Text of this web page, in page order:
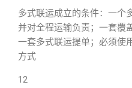
多式联运成立的条件：一个
并对全程运输负责；一套覆
一套多式联运提单；必须使
方式
12